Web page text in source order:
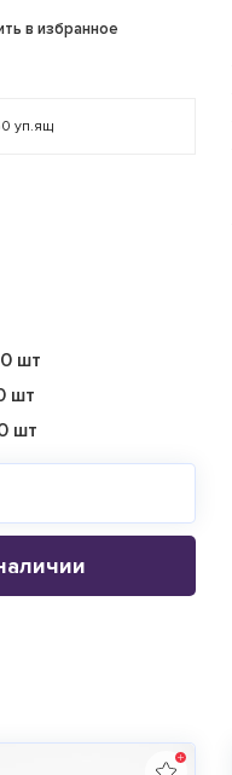
в избранное
уп.ящ
шт
шт
шт